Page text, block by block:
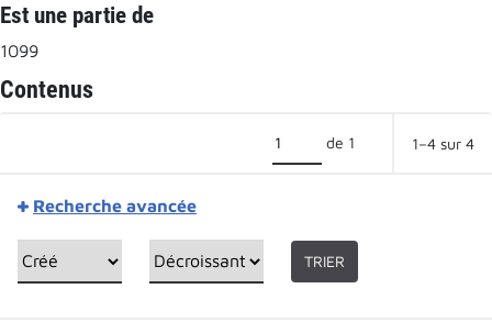
Est une partie de
1099
Contenus
de 1 1–4 sur 4
Recherche avancée
TRIER